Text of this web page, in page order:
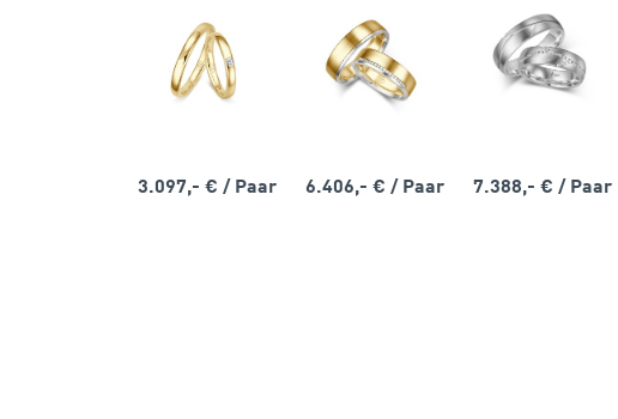
3.097,- € / Paar 6.406,- €/ Paar 7.388,- €/ Paar